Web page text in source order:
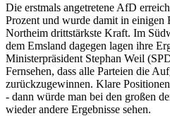
Die erstmals angetretene AfD
Prozent und wurde damit in einigen
Northeim drittstärkste Kraft. Im
dem Emsland dagegen lagen ihre
Ministerpräsident Stephan Weil
Fernsehen, dass alle Parteien die
zurückzugewinnen. Klare
- dann würde man bei den großen
wieder andere Ergebnisse sehen.